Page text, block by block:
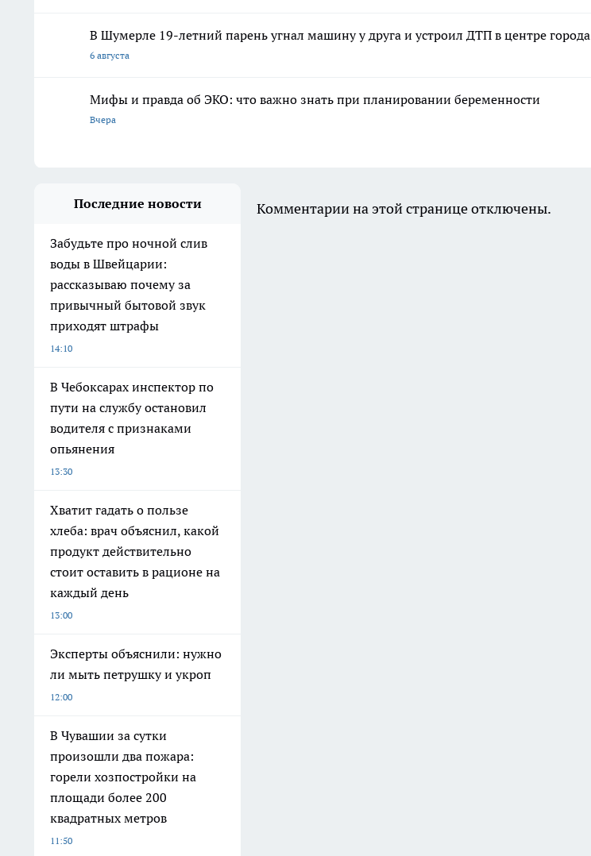
В Шумерле 19-летний парень угнал машину у друга и устроил ДТП в центре города
6 августа
Мифы и правда об ЭКО: что важно знать при планировании беременности
Вчера
Последние новости
Забудьте про ночной слив
воды в Швейцарии:
рассказываю почему за
привычный бытовой звук
приходят штрафы
14:10
В Чебоксарах инспектор по
пути на службу остановил
водителя с признаками
опьянения
13:30
Хватит гадать о пользе
хлеба: врач объяснил, какой
продукт действительно
стоит оставить в рационе на
каждый день
13:00
Эксперты объяснили: нужно
ли мыть петрушку и укроп
12:00
В Чувашии за сутки
произошли два пожара:
горели хозпостройки на
площади более 200
квадратных метров
11:50
Комментарии на этой странице отключены.